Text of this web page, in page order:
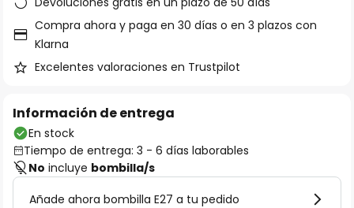
Compra ahora y paga en 30 días o en 3 plazos con
Klarna
Excelentes valoraciones en Trustpilot
Información de entrega
En stock
Tiempo de entrega: 3 - 6 días laborables
No incluye bombilla/s
Añade ahora bombilla E27 a tu pedido